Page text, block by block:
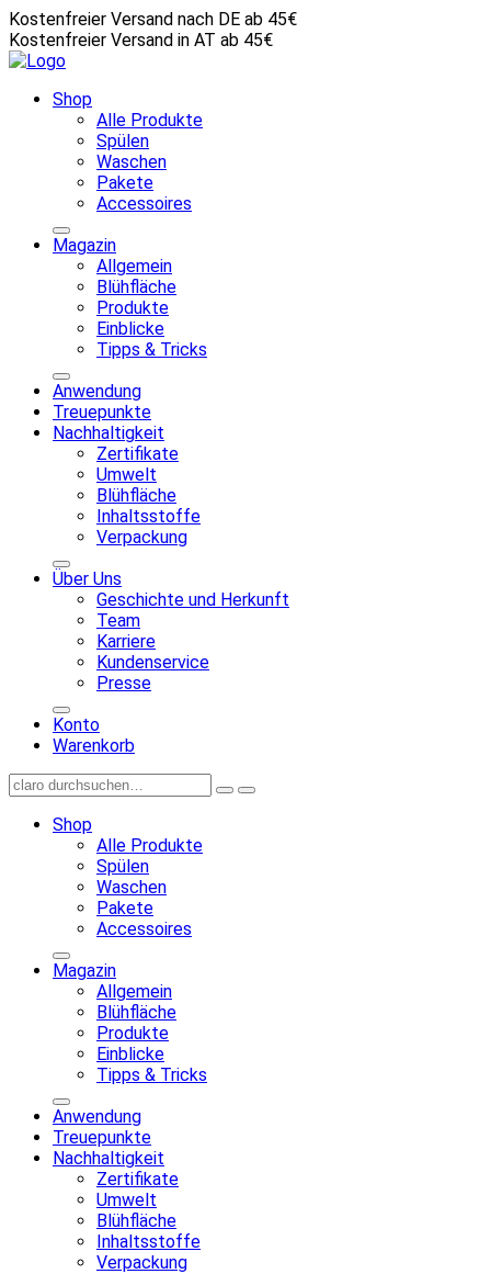
Kostenfreier Versand nach DE ab 45€
Kostenfreier Versand in AT ab 45€
Shop
Alle Produkte
Spülen
Waschen
Pakete
Accessoires
Magazin
Allgemein
Blühfläche
Produkte
Einblicke
Tipps & Tricks
Anwendung
Treuepunkte
Nachhaltigkeit
Zertifikate
Umwelt
Blühfläche
Inhaltsstoffe
Verpackung
Über Uns
Geschichte und Herkunft
Team
Karriere
Kundenservice
Presse
Konto
Warenkorb
Shop
Alle Produkte
Spülen
Waschen
Pakete
Accessoires
Magazin
Allgemein
Blühfläche
Produkte
Einblicke
Tipps & Tricks
Anwendung
Treuepunkte
Nachhaltigkeit
Zertifikate
Umwelt
Blühfläche
Inhaltsstoffe
Verpackung